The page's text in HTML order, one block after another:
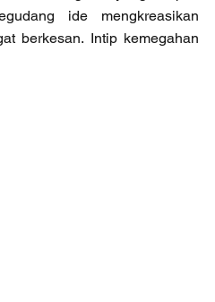
ide mengkreasikan
berkesan. Intip kemegahan